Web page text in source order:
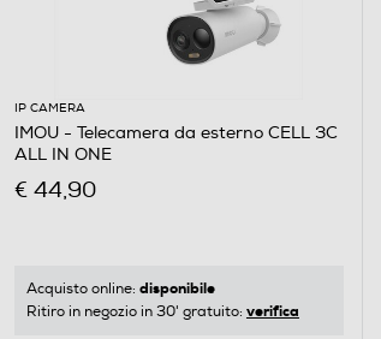
IP CAMERA
IMOU - Telecamera da esterno CELL 3C
ALL IN ONE
€ 44,90
Acquisto online: disponibile
Ritiro in negozio in 30' gratuito: verifica